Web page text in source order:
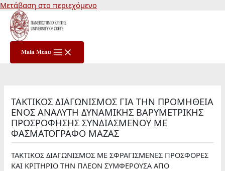
Μετάβαση στο περιεχόμενο
Main Menu
ΤΑΚΤΙΚΟΣ ΔΙΑΓΩΝΙΣΜΟΣ ΓΙΑ ΤΗΝ ΠΡΟΜΗΘΕΙΑ
ΕΝΟΣ ΑΝΑΛΥΤΗ ΔΥΝΑΜΙΚΗΣ ΒΑΡΥΜΕΤΡΙΚΗΣ
ΠΡΟΣΡΟΦΗΣΗΣ ΣΥΝΔΙΑΣΜΕΝΟΥ ΜΕ
ΦΑΣΜΑΤΟΓΡΑΦΟ ΜΑΖΑΣ
ΤΑΚΤΙΚΟΣ ΔΙΑΓΩΝΙΣΜΟΣ ΜΕ ΣΦΡΑΓΙΣΜΕΝΕΣ ΠΡΟΣΦΟΡΕΣ
ΚΑΙ ΚΡΙΤΗΡΙΟ ΤΗΝ ΠΛΕΟΝ ΣΥΜΦΕΡΟΥΣΑ ΑΠΟ